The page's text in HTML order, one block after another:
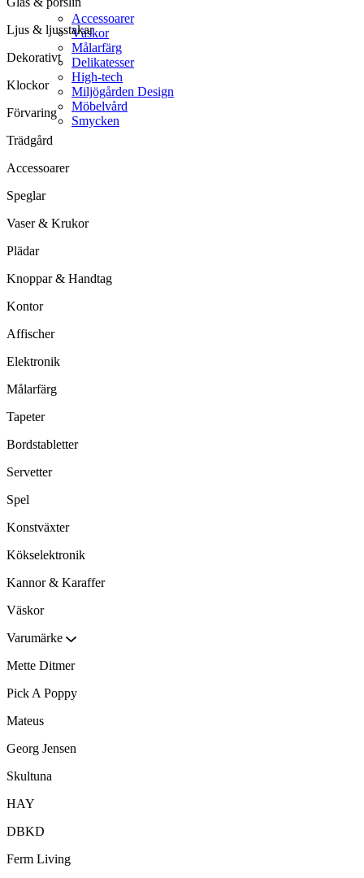
Accessoarer
Väskor
Målarfärg
Delikatesser
High-tech
Miljögården Design
Möbelvård
Smycken
Ljus & ljusstakar
Dekorativt
Klockor
Förvaring
Trädgård
Accessoarer
Speglar
Vaser & Krukor
Plädar
Knoppar & Handtag
Kontor
Affischer
Elektronik
Målarfärg
Tapeter
Bordstabletter
Servetter
Spel
Konstväxter
Kökselektronik
Kannor & Karaffer
Väskor
Varumärke
Mette Ditmer
Pick A Poppy
Mateus
Georg Jensen
Skultuna
HAY
DBKD
Ferm Living